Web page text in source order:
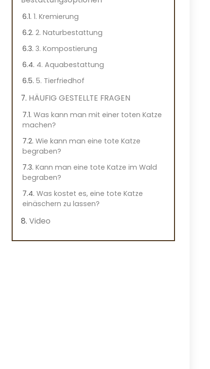
1. Kremierung
2. Naturbestattung
3. Kompostierung
4. Aquabestattung
5. Tierfriedhof
HÄUFIG GESTELLTE FRAGEN
Was kann man mit einer toten Katze
machen?
Wie kann man eine tote Katze
begraben?
Kann man eine tote Katze im Wald
begraben?
Was kostet es, eine tote Katze
einäschern zu lassen?
Video